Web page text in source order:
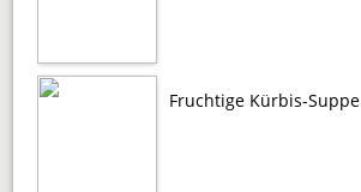
Fruchtige Kürbis-Suppe